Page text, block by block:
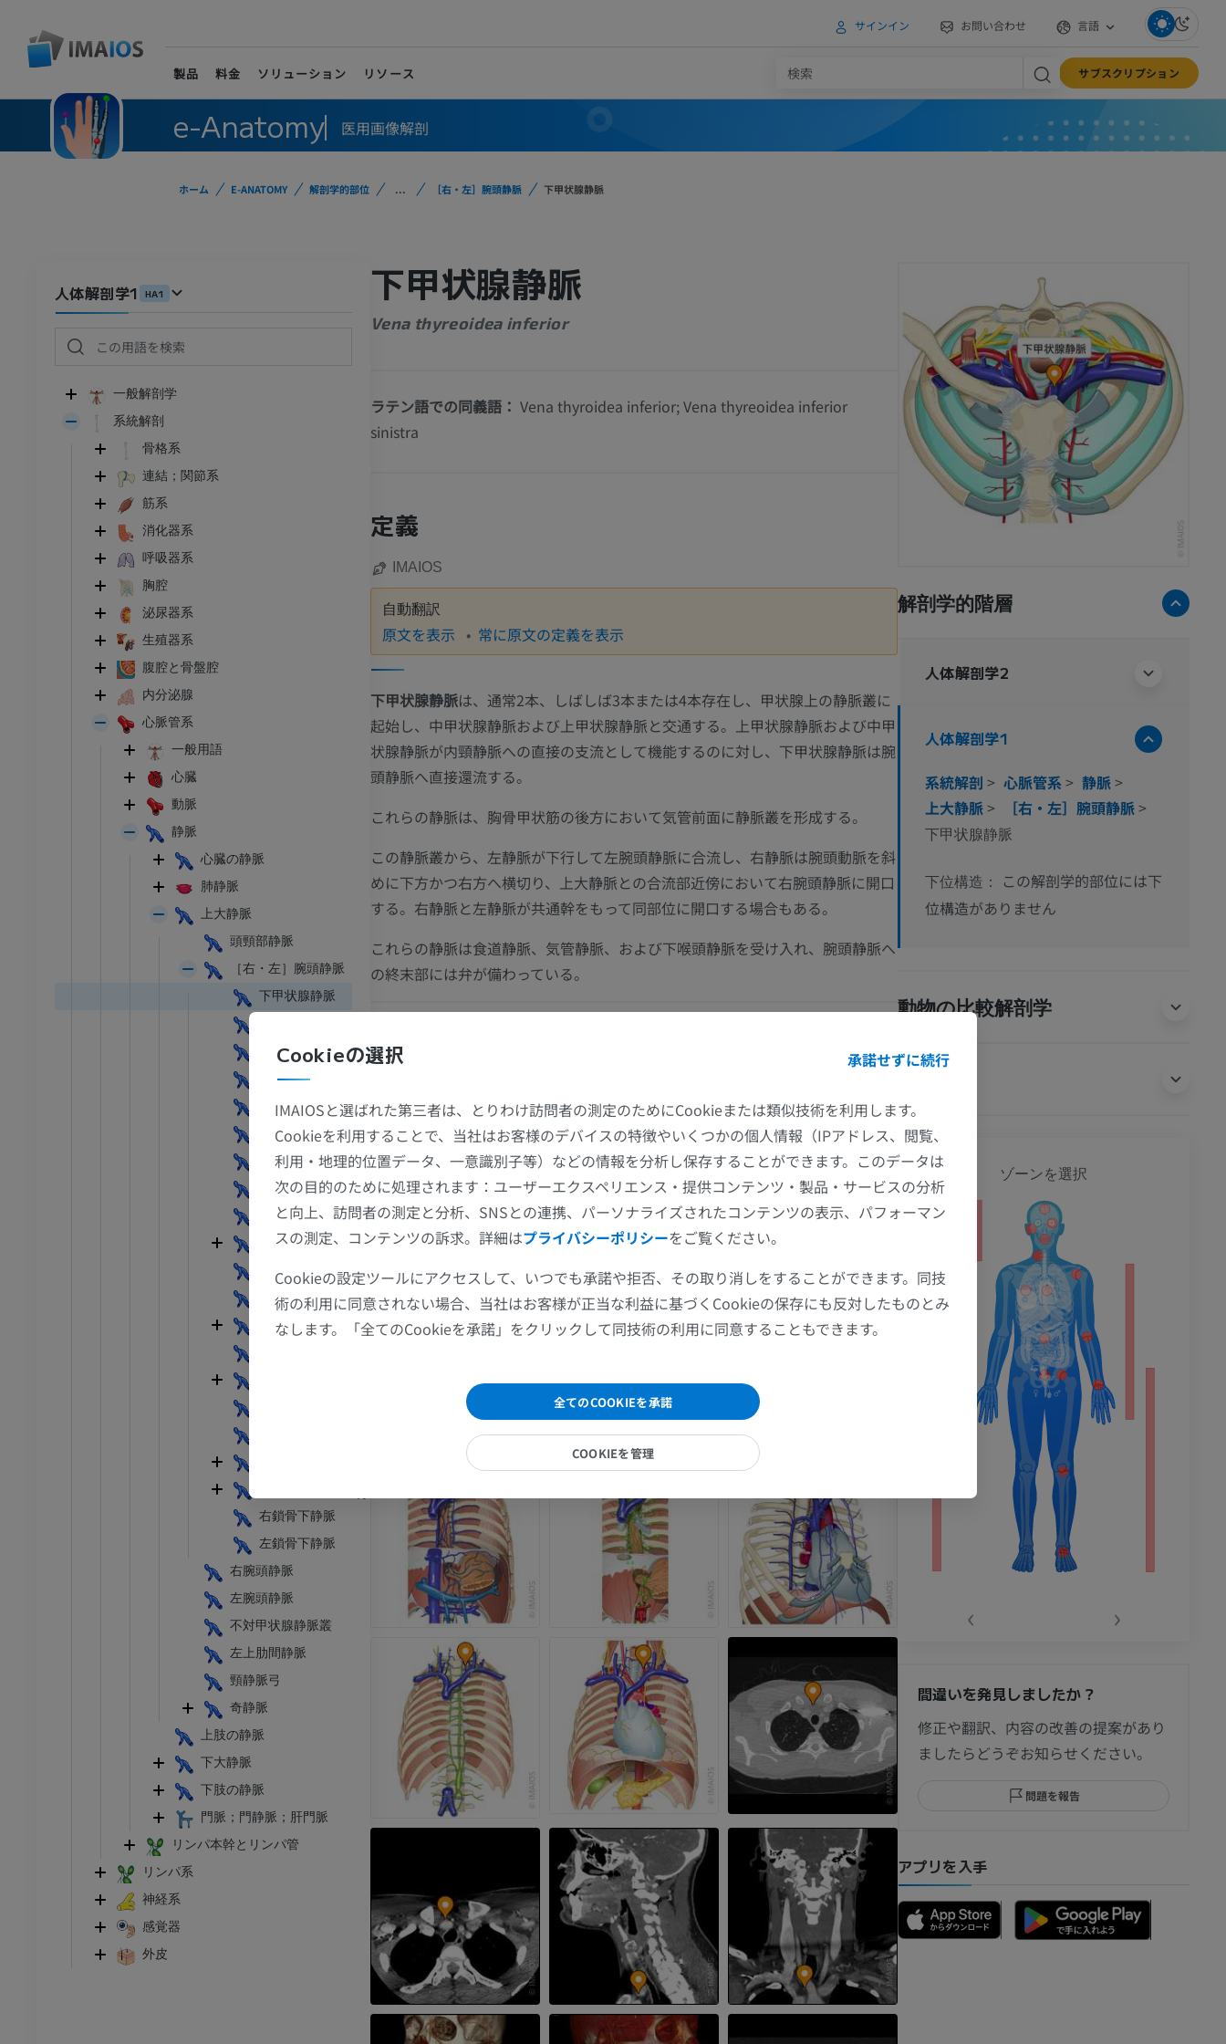
サインイン お問い合わせ 言語
製品 料金 ソリューション リソース サブスクリプション
e-Anatomy 医用画像解剖
ホーム E-ANATOMY 解剖学的部位 ... ［右・左］腕頭静脈 下甲状腺静脈
人体解剖学1 HA1
一般解剖学
系統解剖
骨格系
連結；関節系
筋系
消化器系
呼吸器系
胸腔
泌尿器系
生殖器系
腹腔と骨盤腔
内分泌腺
心脈管系
一般用語
心臓
動脈
静脈
心臓の静脈
肺静脈
上大静脈
頭頸部静脈
［右・左］腕頭静脈
下甲状腺静脈
胸腺静脈
心膜静脈
心膜横隔静脈
縦隔静脈
気管支静脈
気管静脈
食道静脈
椎骨静脈
後頭下静脈叢
深頸静脈
内胸静脈
右鎖骨下静脈
左鎖骨下静脈
右腕頭静脈
左腕頭静脈
不対甲状腺静脈叢
左上肋間静脈
頸静脈弓
奇静脈
上肢の静脈
下大静脈
下肢の静脈
門脈；門静脈；肝門脈
リンパ本幹とリンパ管
リンパ系
神経系
感覚器
外皮
下甲状腺静脈
Vena thyreoidea inferior
ラテン語での同義語： Vena thyroidea inferior; Vena thyreoidea inferior
sinistra
定義
IMAIOS
自動翻訳
原文を表示 常に原文の定義を表示
下甲状腺静脈は、通常2本、しばしば3本または4本存在し、甲状腺上の静脈叢に
起始し、中甲状腺静脈および上甲状腺静脈と交通する。上甲状腺静脈および中甲
状腺静脈が内頸静脈への直接の支流として機能するのに対し、下甲状腺静脈は腕
頭静脈へ直接還流する。
これらの静脈は、胸骨甲状筋の後方において気管前面に静脈叢を形成する。
この静脈叢から、左静脈が下行して左腕頭静脈に合流し、右静脈は腕頭動脈を斜
めに下方かつ右方へ横切り、上大静脈との合流部近傍において右腕頭静脈に開口
する。右静脈と左静脈が共通幹をもって同部位に開口する場合もある。
これらの静脈は食道静脈、気管静脈、および下喉頭静脈を受け入れ、腕頭静脈へ
の終末部には弁が備わっている。
参考文献
This definition incorporates text from the wikipedia website - Wikipedia: The free encyclopedia. (2004,
July 22). FL: Wikimedia Foundation, Inc. Retrieved August 10, 2004, from http://www.wikipedia.org
ギャラリー
解剖学的階層
人体解剖学2
人体解剖学1
系統解剖 > 心脈管系> 静脈>
上大静脈> ［右・左］腕頭静脈>
下甲状腺静脈
下位構造：
この解剖学的部位には下
位構造がありません
動物の比較解剖学
足根MRI
MRI
プレミアム
前足MRI
MRI
プレミアム
下肢MRI
MRI
プレミアム
下肢X線
X線画像
無料
下肢
イラストレーション
プレミアム
足根および足部のCT
CT
プレミアム
上肢
上肢MRI
MRI
肩関節MRI
MRI
手関節MRI
MRI
プレミアム
肘関節MRI
MRI
プレミアム
手部MRI
MRI
プレミアム
上肢X線
X線画像
プレミアム
上肢
イラストレーション
上肢動脈造影
血管造影
無料
Visible Human Project
下肢
下肢
イラストレーション
下肢X線
X線画像
下肢MRI
MRI
プレミアム
股関節MRI
MRI
プレミアム
膝 MRI
MRI
膝関節CT関節造影
CT関節造影
プレミアム
足関節・後足部MRI
プレミアム
前足MRI
MRI
プレミアム
ゾーンを選択
‹ ›
間違いを発見しましたか？
修正や翻訳、内容の改善の提案があり
ましたらどうぞお知らせください。
問題を報告
アプリを入手
Cookieの選択 承諾せずに続行
IMAIOSと選ばれた第三者は、とりわけ訪問者の測定のためにCookieまたは類似技術を利用します。
Cookieを利用することで、当社はお客様のデバイスの特徴やいくつかの個人情報（IPアドレス、閲覧、
利用・地理的位置データ、一意識別子等）などの情報を分析し保存することができます。このデータは
次の目的のために処理されます：ユーザーエクスペリエンス・提供コンテンツ・製品・サービスの分析
と向上、訪問者の測定と分析、SNSとの連携、パーソナライズされたコンテンツの表示、パフォーマン
スの測定、コンテンツの訴求。詳細はプライバシーポリシーをご覧ください。
Cookieの設定ツールにアクセスして、いつでも承諾や拒否、その取り消しをすることができます。同技
術の利用に同意されない場合、当社はお客様が正当な利益に基づくCookieの保存にも反対したものとみ
なします。「全てのCookieを承諾」をクリックして同技術の利用に同意することもできます。
全てのCOOKIEを承諾
COOKIEを管理